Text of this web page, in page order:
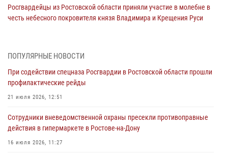
Росгвардейцы из Ростовской области приняли участие в молебне в
честь небесного покровителя князя Владимира и Крещения Руси
При содействии спецназа Росгвардии в Ростовской области прошли
21 июля 2026, 12:51
В Ростовской области экипаж вневедомственной охраны задержал
17 июля 2026, 07:24
Сотрудники вневедомственной охраны пресекли противоправные
ПОПУЛЯРНЫЕ НОВОСТИ
При содействии спецназа Росгвардии в Ростовской области прошли
профилактические рейды
21 июля 2026, 12:51
Сотрудники вневедомственной охраны пресекли противоправные
действия в гипермаркете в Ростове-на-Дону
16 июля 2026, 11:27